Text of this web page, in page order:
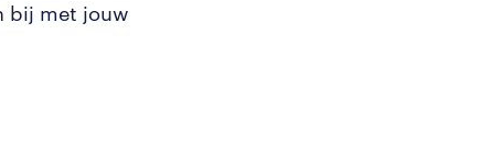
bij met jouw